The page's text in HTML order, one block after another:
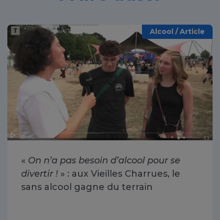
Alcool / Article
« On n’a pas besoin d’alcool pour se
divertir ! » : aux Vieilles Charrues, le
sans alcool gagne du terrain